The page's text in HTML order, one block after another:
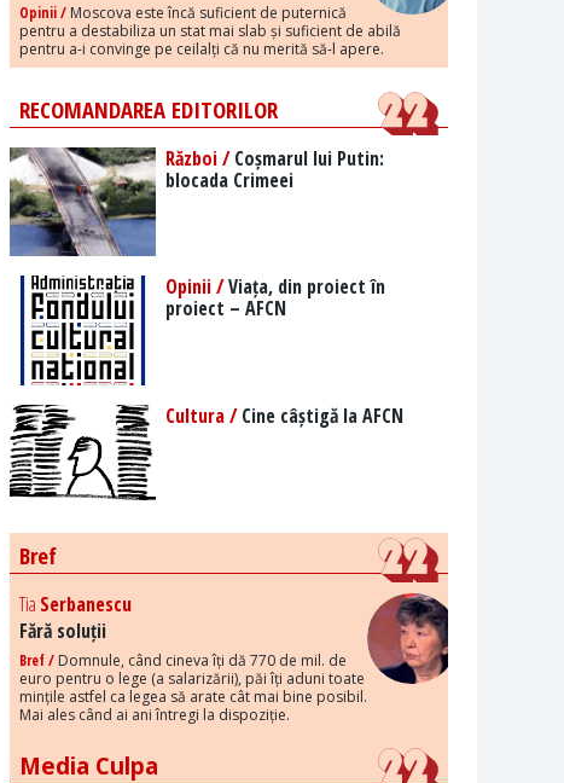
Opinii / Moscova este încă suficient de puternică
pentru a destabiliza un stat mai slab și suficient de abilă
pentru a-i convinge pe ceilalți că nu merită să-l apere.
RECOMANDAREA EDITORILOR
Război /Coșmarul lui Putin:
blocada Crimeei
Opinii /Viața, din proiect în
proiect – AFCN
Cultura /Cine câștigă la AFCN
Bref
Tia Serbanescu
Fără soluții
Bref / Domnule, când cineva îți dă 770 de mil. de
euro pentru o lege (a salarizării), păi îți aduni toate
mințile astfel ca legea să arate cât mai bine posibil.
Mai ales când ai ani întregi la dispoziție.
Media Culpa